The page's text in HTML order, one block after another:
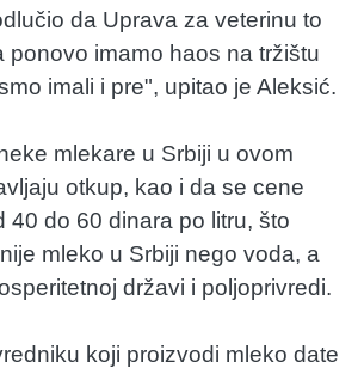
da Uprava za veterinu to
ponovo imamo haos na tržištu
imali i pre", upitao je Aleksić.
mlekare u Srbiji u ovom
otkup, kao i da se cene
40 do 60 dinara po litru, što
mleko u Srbiji nego voda, a
državi i poljoprivredi.
koji proizvodi mleko date